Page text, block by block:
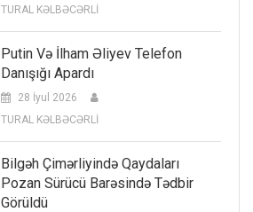
TURAL KƏLBƏCƏRLİ
Putin Və İlham Əliyev Telefon
Danışığı Apardı
28 İyul 2026
TURAL KƏLBƏCƏRLİ
Bilgəh Çimərliyində Qaydaları
Pozan Sürücü Barəsində Tədbir
Görüldü